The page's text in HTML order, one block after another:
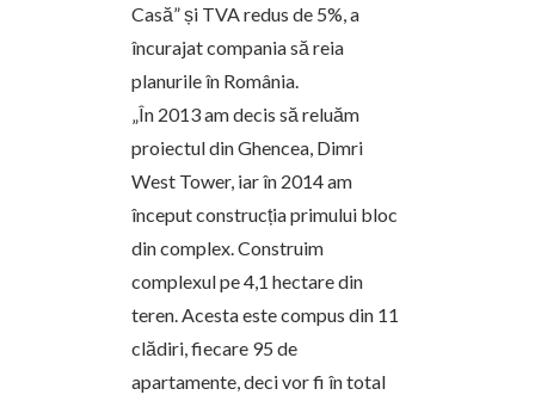
Casă” și TVA redus de 5%, a
încurajat compania să reia
planurile în România.
„În 2013 am decis să reluăm
proiectul din Ghencea, Dimri
West Tower, iar în 2014 am
început construcția primului bloc
din complex. Construim
complexul pe 4,1 hectare din
teren. Acesta este compus din 11
clădiri, fiecare 95 de
apartamente, deci vor fi în total